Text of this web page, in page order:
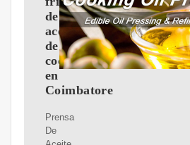
de
aceite
de
coco
en
Coimbatore
Prensa
De